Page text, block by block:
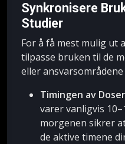
Synkronisere
Studier
For å få mest mulig ut
tilpasse bruken til de
eller ansvarsområdene
Timingen av
varer vanligvis
morgenen sikrer
de aktive timene